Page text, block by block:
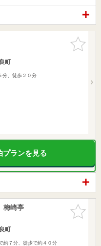
お気に入
りに追加
町
分、徒歩２０分
プランを見る
お気に入
りに追加
崎亭
町
約７分、徒歩で約４０分